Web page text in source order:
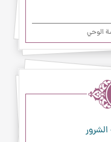
الوحي